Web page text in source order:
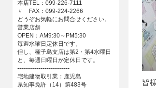
皆
本店TEL：099-226-7111
〃 FAX：099-224-2266
どうぞお気軽にお問合せください。
営業店舗
OPEN：AM9:30～PM5:30
毎週水曜日定休日です。
但し、種子島支店は第2・第4水曜日
と、毎週日曜日が定休日です。
---------------------------
宅地建物取引業：鹿児島
県知事免許（14）第483号